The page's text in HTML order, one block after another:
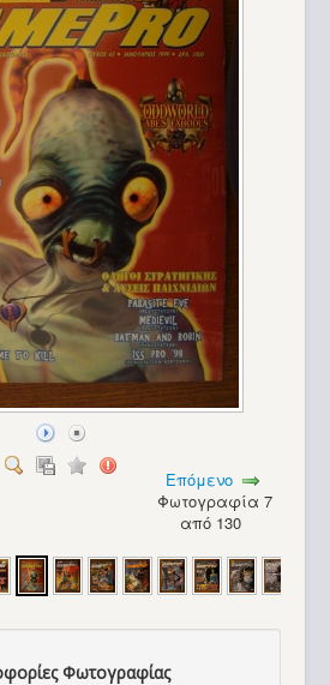
(48K)(2)
(48K)(2)_51
Επόμενο
Φωτογραφία 7
από 130
Φωτογραφίας